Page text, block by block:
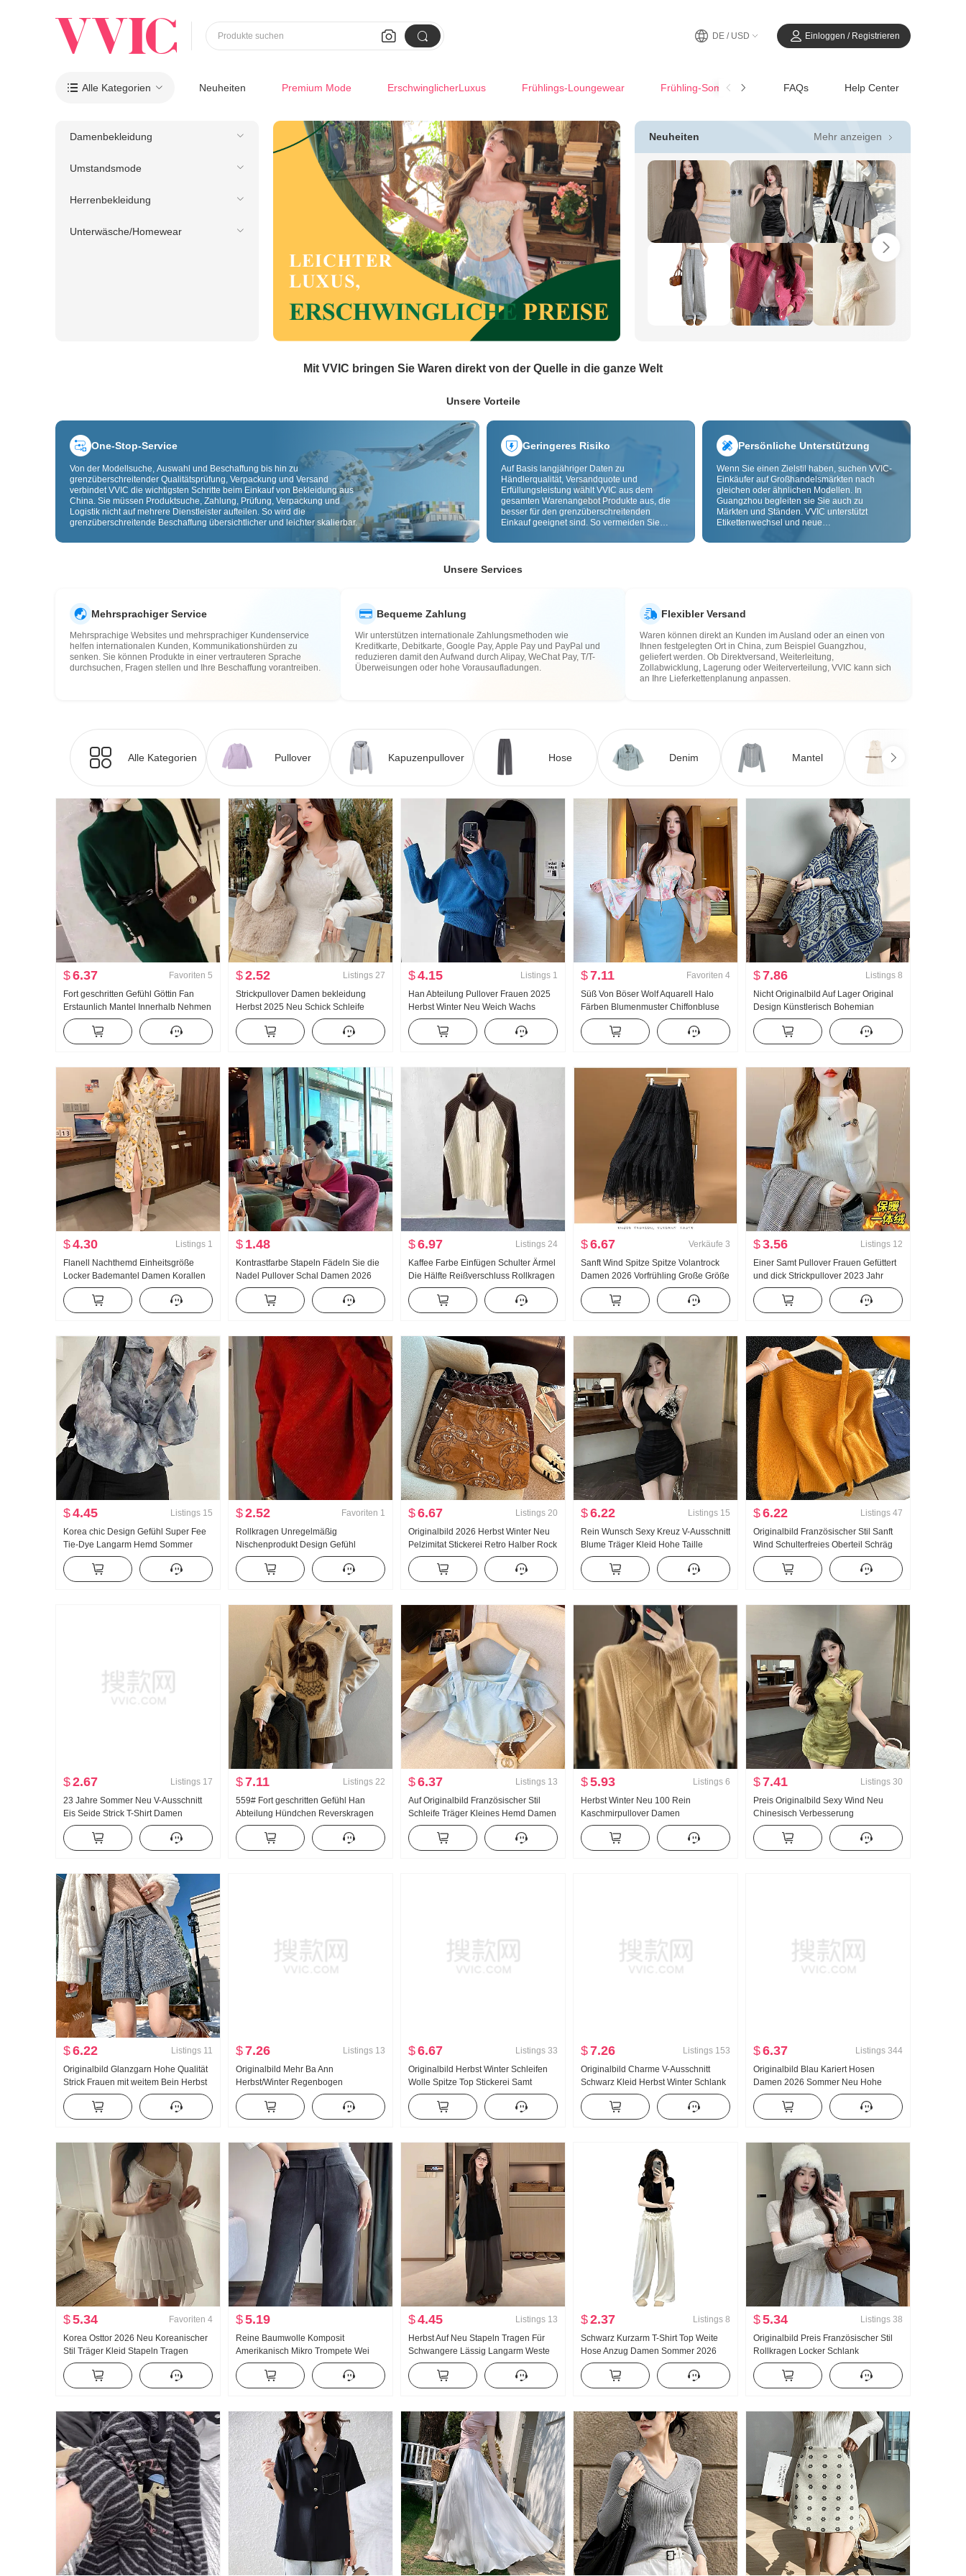
 
Produkte suchen DE / USD Einloggen / Registrieren
 Alle Kategorien Neuheiten Premium Mode ErschwinglicherLuxus Frühlings-Loungewear Frühling-SommerCasual FAQs Help Center
Damenbekleidung
Umstandsmode
Herrenbekleidung
Unterwäsche/Homewear
Neuheiten Mehr anzeigen 
Mit VVIC bringen Sie Waren direkt von der Quelle in die ganze Welt
Unsere Vorteile
One-Stop-Service
Von der Modellsuche, Auswahl und Beschaffung bis hin zu
grenzüberschreitender Qualitätsprüfung, Verpackung und Versand
verbindet VVIC die wichtigsten Schritte beim Einkauf von Bekleidung aus
China. Sie müssen Produktsuche, Zahlung, Prüfung, Verpackung und
Logistik nicht auf mehrere Dienstleister aufteilen. So wird die
grenzüberschreitende Beschaffung übersichtlicher und leichter skalierbar.
Geringeres Risiko
Auf Basis langjähriger Daten zu
Händlerqualität, Versandquote und
Erfüllungsleistung wählt VVIC aus dem
gesamten Warenangebot Produkte aus, die
besser für den grenzüberschreitenden
Einkauf geeignet sind. So vermeiden Sie
riskante Artikel. Cross-Border-
zusätzlich Risiken bei Qualität,
Persönliche Unterstützung
Wenn Sie einen Zielstil haben, suchen VVIC-
Einkäufer auf Großhandelsmärkten nach
gleichen oder ähnlichen Modellen. In
Guangzhou begleiten sie Sie auch zu
Märkten und Ständen. VVIC unterstützt
Etikettenwechsel und neue
Anpassung nach Bild oder Muster, damit Ihre
Unsere Services
Mehrsprachiger Service
Mehrsprachige Websites und mehrsprachiger Kundenservice
helfen internationalen Kunden, Kommunikationshürden zu
senken. Sie können Produkte in einer vertrauteren Sprache
durchsuchen, Fragen stellen und Ihre Beschaffung vorantreiben.
Bequeme Zahlung
Wir unterstützen internationale Zahlungsmethoden wie
Kreditkarte, Debitkarte, Google Pay, Apple Pay und PayPal und
reduzieren damit den Aufwand durch Alipay, WeChat Pay, T/T-
Überweisungen oder hohe Vorausaufladungen.
Flexibler Versand
Waren können direkt an Kunden im Ausland oder an einen von
Ihnen festgelegten Ort in China, zum Beispiel Guangzhou,
geliefert werden. Ob Direktversand, Weiterleitung,
Zollabwicklung, Lagerung oder Weiterverteilung, VVIC kann sich
an Ihre Lieferkettenplanung anpassen.
Alle Kategorien Pullover Kapuzenpullover Hose Denim Mantel
$6.37 Favoriten 5
Fort geschritten Gefühl Göttin Fan
Erstaunlich Mantel Innerhalb Nehmen
Grundieren Französischer Stil Strick
pullover Kleid Halbhoher Kragen
Herbst Winter Rock
$2.52 Listings 27
Strickpullover Damen bekleidung
Herbst 2025 Neu Schick Schleife
Seitenschlitz Schlank Charme
Schlank Unregelmäßig Top
$4.15 Listings 1
Han Abteilung Pullover Frauen 2025
Herbst Winter Neu Weich Wachs
Hohe Taille Schlank Design Einfügen
Schulter Ärmel Unifarben Innerhalb
Nehmen Rundhals Pullover
$7.11 Favoriten 4
Süß Von Böser Wolf Aquarell Halo
Färben Blumenmuster Chiffonbluse
Frau Kragen Design Gefühl Schlank
Kampf 揽 Kleines Hemd Top
$7.86 Listings 8
Nicht Originalbild Auf Lager Original
Design Künstlerisch Bohemian
Ethnischer Stil Locker Druck Ramie
Kleid
$4.30 Listings 1
Flanell Nachthemd Einheitsgröße
Locker Bademantel Damen Korallen
Samt Warmhaltend Verdickt Home
Service
$ 1.48
Kontrastfarbe Stapeln Fädeln Sie die
Nadel Pullover Schal Damen 2026
Sommer Neu Charme Mode Vielseitig
kombinierbar Freizeit Top Damen
$6.97 Listings 24
Kaffee Farbe Einfügen Schulter Ärmel
Die Hälfte Reißverschluss Rollkragen
Pullover Frauen Herbst Winter 2023
Neu Kaschmir Innerhalb Nehmen
Grundieren Strickpullover Top
$6.67 Verkäufe 3
Sanft Wind Spitze Spitze Volantrock
Damen 2026 Vorfrühling Große Größe
Fett mm Elastischer Bund Mittellang
Ein Wort Halber Rock
$3.56 Listings 12
Einer Samt Pullover Frauen Gefüttert
und dick Strickpullover 2023 Jahr
Herbst Winter Neu Winterkleid ung
Damen Top Innerhalb Nehmen
Grundieren
$4.45 Listings 15
Korea chic Design Gefühl Super Fee
Tie-Dye Langarm Hemd Sommer
Koreanischer Stil Vielseitig
kombinierbar Locker Sonnenschutz
Hemd
$2.52 Favoriten 1
Rollkragen Unregelmäßig
Nischenprodukt Design Gefühl
Pullover Frauen Herbst Winter
Koreanischer Stil Locker Lässig Wind
Weich Wachs Strick Top Verdickt
$6.67 Listings 20
Originalbild 2026 Herbst Winter Neu
Pelzimitat Stickerei Retro Halber Rock
Pei Lee S Stickerei Minirock Damen
Mit Sicherheit Hosen
$6.22 Listings 15
Rein Wunsch Sexy Kreuz V-Ausschnitt
Blume Träger Kleid Hohe Taille
Rückenfrei Unregelmäßig Schlank
Schlank Bleistiftrock Minirock
$6.22 Listings 47
Originalbild Französischer Stil Sanft
Wind Schulterfreies Oberteil Schräg
Schulter Schärpe Strickpullover
Damen Herbst Winter Lässig Locker
Tailliert Pullover
$2.67 Listings 17
23 Jahre Sommer Neu V-Ausschnitt
Eis Seide Strick T-Shirt Damen
Unterhemd Einfügen Schulter
Kurzarm dünne Ausführung Vielseitig
kombinierbar Halbärmelig Top
$7.11 Listings 22
559# Fort geschritten Gefühl Han
Abteilung Hündchen Reverskragen
Pullover Herbst Winter Retro Locker
Lässig Wind Außerhalb zu tragen
Strick Top
$6.37 Listings 13
Auf Originalbild Französischer Stil
Schleife Träger Kleines Hemd Damen
Sommer Süß Spicy Girl Schlank
Schlank Charme Kurz Rüschen
$5.93 Listings 6
Herbst Winter Neu 100 Rein
Kaschmirpullover Damen
Reverskragen Reißverschluss Locker
Vielseitig kombinierbar Pullover Wolle
Strick Unterhemd
$7.41 Listings 30
Preis Originalbild Sexy Wind Neu
Chinesisch Verbesserung
Cheongsam Kleid Sommer Neu
Charme Schöne Bleistiftrock Minirock
$6.22 Listings 11
Originalbild Glanzgarn Hohe Qualität
Strick Frauen mit weitem Bein Herbst
Winter Abseilen Gefühl Hohe Taille
Gerade geschnitten Locker Große
Größe Strickgarn Kurz Hose
$7.26 Listings 13
Originalbild Mehr Ba Ann
Herbst/Winter Regenbogen
Kontrastfarbe Retro Schick Wolle
Strick Strickjacke Top Locker Damen
ins Modisch
$6.67 Listings 33
Originalbild Herbst Winter Schleifen
Wolle Spitze Top Stickerei Samt
Trägerkleid Zweiteiliges Set
$7.26 Listings 153
Originalbild Charme V-Ausschnitt
Schwarz Kleid Herbst Winter Schlank
Schlank Mittellang Innerhalb Nehmen
Grundieren Strick Kleid
$6.37 Listings 344
Originalbild Blau Kariert Hosen
Damen 2026 Sommer Neu Hohe
Taille Locker Weite Hose Abseilen
Gefühl Freizeit Gerade geschnitten
Bodenlang Hosen
$5.34 Favoriten 4
Korea Osttor 2026 Neu Koreanischer
Stil Träger Kleid Stapeln Tragen
Volantrock Träger
$5.19
Reine Baumwolle Komposit
Amerikanisch Mikro Trompete Wei
Hosen Damen 2024 Herbst/Winter
Neu Hohe Taille Schlank Abseilen
Gefühl Sport Freizeithose
$4.45 Listings 13
Herbst Auf Neu Stapeln Tragen Für
Schwangere Lässig Langarm Weste
Weite Hose Dreiteiliges Set Anzug
$2.37 Listings 8
Schwarz Kurzarm T-Shirt Top Weite
Hose Anzug Damen Sommer 2026
Super Feuer Riese Gut aussehend
Han Abteilung Tragen Nehmen Ein
kompletter Satz
$5.34 Listings 38
Originalbild Preis Französischer Stil
Rollkragen Locker Schlank
Strickpullover Pullover Hohe Taille
Halber Rock Zweiteiliger Anzug
Damen